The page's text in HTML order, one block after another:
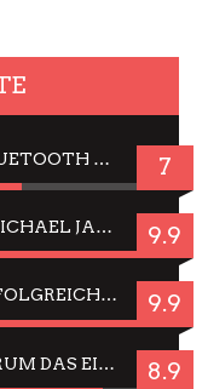
JBL TUNE 720BT: OVER EAR BLUETOOTH KOPFHÖRER UM DIE 50,-€ IM DAUER-TEST 7
WEGEN DES ERFOLGES – MJ: MICHAEL JACKSON MUSICAL IN EINER MATINEE SEHEN 9.9
JELLYFISH HAMBURG: DAS ERFOLGREICHE SOMMER-MENÜ 2025 IN GEFÜHLEN UND BILDERN 9.9
CÉSAR FÜR JIM CARREY? WARUM DAS EINER DER NERVIGSTEN ACTORS IST UND BLEIBT 8.9